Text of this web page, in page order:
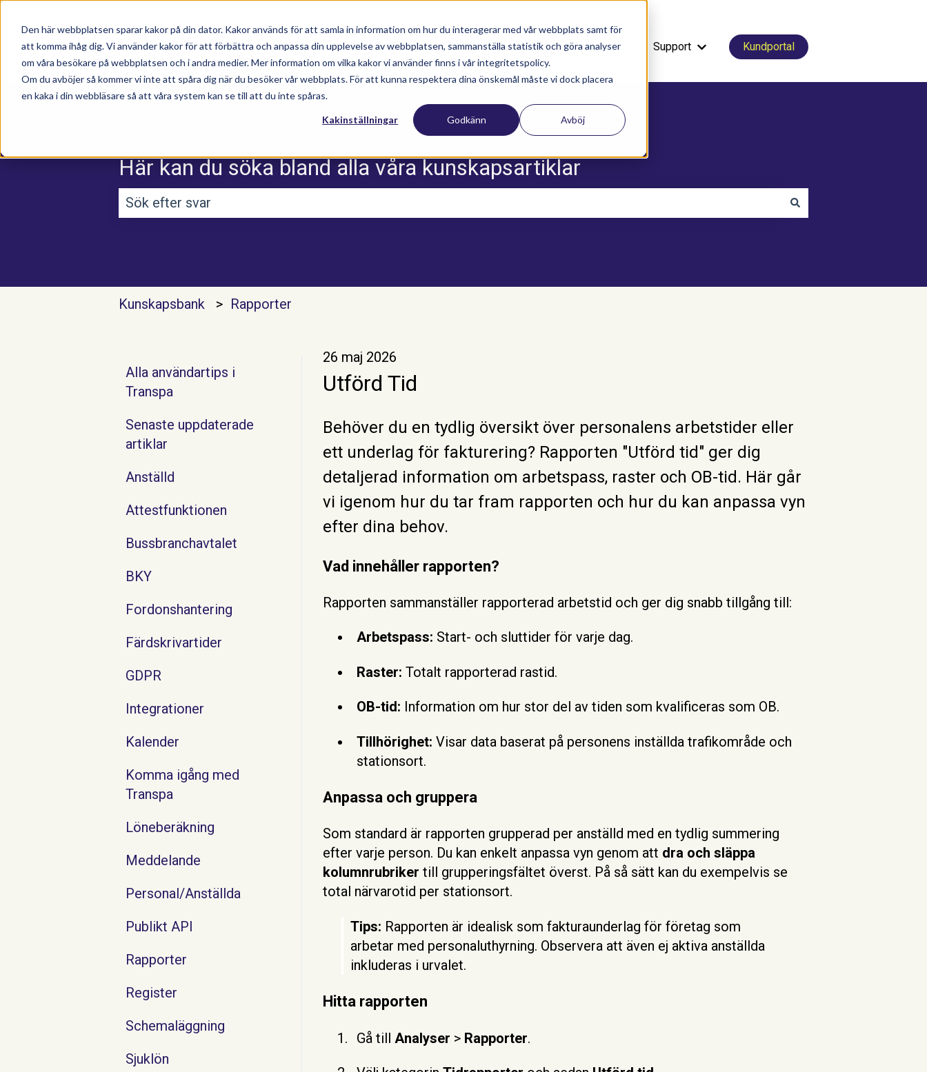
Den här webbplatsen sparar kakor på din dator. Kakor används för att samla in information om hur du interagerar med vår webbplats samt för
att komma ihåg dig. Vi använder kakor för att förbättra och anpassa din upplevelse av webbplatsen, sammanställa statistik och göra analyser
om våra besökare på webbplatsen och i andra medier. Mer information om vilka kakor vi använder finns i vår integritetspolicy.
Om du avböjer så kommer vi inte att spåra dig när du besöker vår webbplats. För att kunna respektera dina önskemål måste vi dock placera
en kaka i din webbläsare så att våra system kan se till att du inte spåras.
Kakinställningar Godkänn Avböj
Nyhetsartiklar Utbildningar Supportavtal Support
Visa undermeny för Support
Kundportal
Här kan du söka bland alla våra kunskapsartiklar
Kunskapsbank Rapporter
26 maj 2026
Utförd Tid
Behöver du en tydlig översikt över personalens arbetstider eller
ett underlag för fakturering? Rapporten "Utförd tid" ger dig
detaljerad information om arbetspass, raster och OB-tid. Här går
vi igenom hur du tar fram rapporten och hur du kan anpassa vyn
efter dina behov.
Vad innehåller rapporten?
Rapporten sammanställer rapporterad arbetstid och ger dig snabb tillgång till:
Arbetspass: Start- och sluttider för varje dag.
Raster: Totalt rapporterad rastid.
OB-tid: Information om hur stor del av tiden som kvalificeras som OB.
Tillhörighet: Visar data baserat på personens inställda trafikområde och
stationsort.
Anpassa och gruppera
Som standard är rapporten grupperad per anställd med en tydlig summering
efter varje person. Du kan enkelt anpassa vyn genom att dra och släppa
kolumnrubriker till grupperingsfältet överst. På så sätt kan du exempelvis se
total närvarotid per stationsort.
Tips: Rapporten är idealisk som fakturaunderlag för företag som
arbetar med personaluthyrning. Observera att även ej aktiva anställda
inkluderas i urvalet.
Hitta rapporten
Gå till Analyser > Rapporter.
Alla användartips i
Transpa
Senaste uppdaterade
artiklar
Anställd
Attestfunktionen
Bussbranchavtalet
BKY
Fordonshantering
Färdskrivartider
GDPR
Integrationer
Kalender
Komma igång med
Transpa
Löneberäkning
Meddelande
Personal/Anställda
Publikt API
Rapporter
Register
Schemaläggning
Sjuklön